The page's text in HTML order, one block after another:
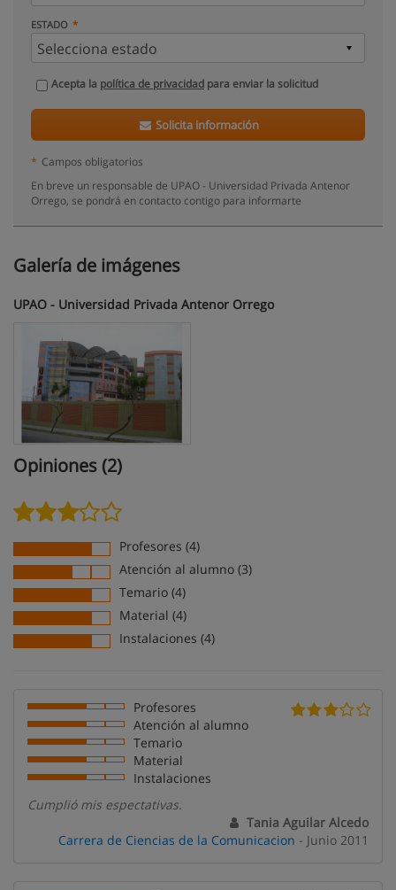
ESTADO
Acepta la política de privacidad para enviar la solicitud
Solicita información
* Campos obligatorios
En breve un responsable de UPAO - Universidad Privada Antenor
Orrego, se pondrá en contacto contigo para informarte
Galería de imágenes
UPAO - Universidad Privada Antenor Orrego
Opiniones (2)
Profesores (4)
Atención al alumno (3)
Temario (4)
Material (4)
Instalaciones (4)
Profesores
Atención al alumno
Temario
Material
Instalaciones
Cumplió mis espectativas.
Tania Aguilar Alcedo
Carrera de Ciencias de la Comunicacion - Junio 2011